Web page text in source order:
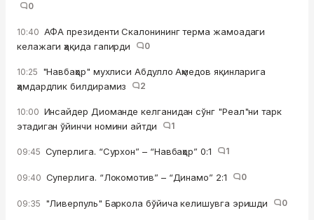
0
10:40 АФА президенти Скалонининг терма жамоадаги
келажаги ҳақида гапирди
0
10:25 "Навбаҳор" мухлиси Абдулло Аҳмедов яқинларига
ҳамдардлик билдирамиз
2
10:00 Инсайдер Диоманде келганидан сўнг "Реал"ни тарк
этадиган ўйинчи номини айтди
1
09:45 Суперлига. “Сурхон” – “Навбаҳор” 0:1 1
09:40 Суперлига. “Локомотив” – “Динамо” 2:1 0
09:35 "Ливерпуль" Баркола бўйича келишувга эришди 0